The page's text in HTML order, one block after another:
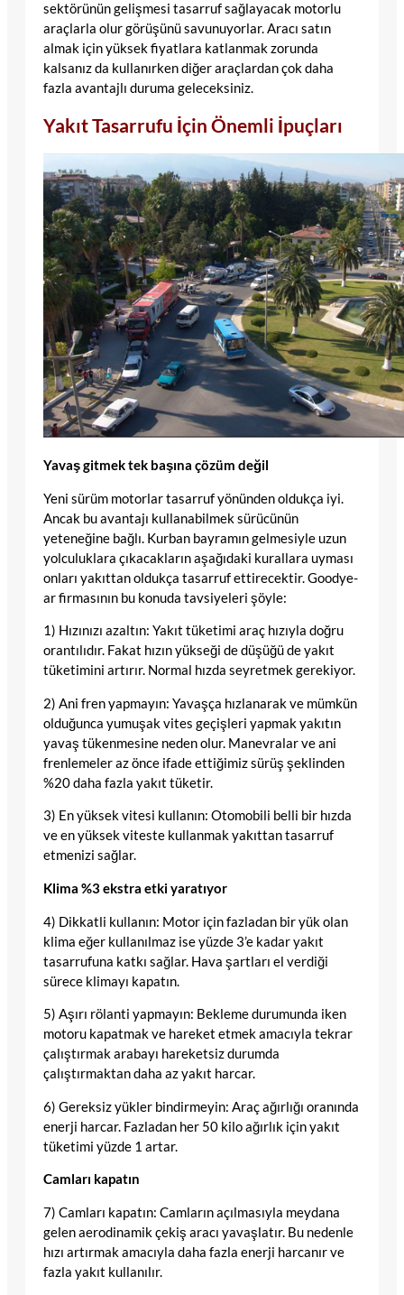
sektörünün gelişmesi tasarruf sağlayacak motorlu
araçlarla olur görüşünü savunuyorlar. Aracı satın
almak için yüksek fiyatlara katlanmak zorunda
kalsanız da kullanırken diğer araçlardan çok daha
fazla avantajlı duruma geleceksiniz.
Yakıt Tasarrufu İçin Önemli İpuçları
Yavaş gitmek tek başına çözüm değil
Ye­ni sürüm mo­tor­la­r tasarruf yönünden oldukça iyi.
Ancak bu avantajı kul­la­na­bil­mek sü­rü­cü­nün
yeteneğine bağlı. Kurban bayramın gelmesiyle uzun
yol­cu­luk­la­ra çıkacakların aşağıdaki ku­ral­la­ra uy­ması
onları ya­kıt­tan oldukça ta­sar­ruf ettirecektir. Go­od­ye­
ar firmasının bu konuda tavsiyeleri şöy­le:
1) Hı­zı­nı­zı azaltın: Ya­kıt tü­ke­ti­mi araç hızıyla doğru
orantılıdır. Fakat hızın yükseği de düşüğü de yakıt
tüketimini artırır. Normal hızda seyretmek gerekiyor.
2) Ani fren­ yapmayın: Ya­vaşça hız­la­na­rak ve müm­kün
ol­du­ğunca yu­mu­şak vi­tes ge­çiş­le­ri yapmak yakıtın
yavaş tükenmesine neden olur. Ma­nev­ra­lar ve ani
fren­le­me­ler az önce ifade ettiğimiz sürüş şeklinden
%20 da­ha faz­la ya­kıt tü­ketir.
3) En yüksek vitesi kullanın: Otomobili belli bir hızda
ve en yüksek viteste kullanmak yakıttan tasarruf
etmenizi sağlar.
Klima %3 ekstra etki yaratıyor
4) Dikkatli kullanın: Motor için fazladan bir yük olan
klima eğer kullanılmaz ise yüzde 3’e kadar yakıt
tasarrufuna katkı sağlar. Hava şartları el verdiği
sürece klimayı kapatın.
5) Aşırı rölanti yapmayın: Bekleme durumunda iken
motoru kapatmak ve hareket etmek amacıyla tekrar
çalıştırmak arabayı hareketsiz durumda
çalıştırmaktan daha az yakıt harcar.
6) Gereksiz yükler bindirmeyin: Araç ağırlığı oranında
enerji harcar. Fazladan her 50 kilo ağırlık için yakıt
tüketimi yüzde 1 artar.
Camları kapatın
7) Camları kapatın: Camların açılmasıyla meydana
gelen aerodinamik çekiş aracı yavaşlatır. Bu nedenle
hızı artırmak amacıyla daha fazla enerji harcanır ve
fazla yakıt kullanılır.